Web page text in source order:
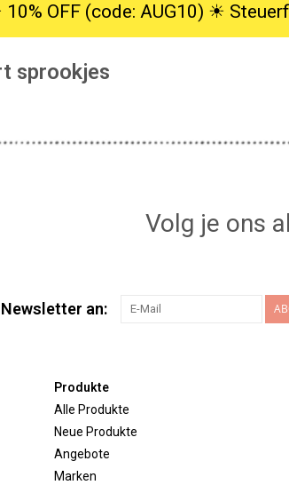
OFF (code: AUG10) ☀︎
sprookjes
Volg je ons
an:
Produkte
Alle Produkte
Neue Produkte
Angebote
Marken